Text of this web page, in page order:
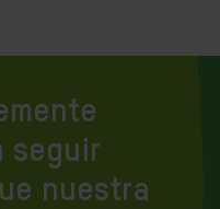
seguir
nuestra